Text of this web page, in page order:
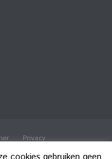
Privacy